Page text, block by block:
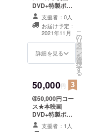
映画
「Michiko」
が、現在、
海外映画賞
多数受賞
また、イン
ドのラジャ
スターン州
では、
インドの友
DVD+特製ポス
トカード+特製ポ
スター支援者：0人
お届け予定：
2021年11月
詳細を見る
こ
の
リ
タ
ー
ン
を
選
択
す
る
50,000円
➃50,000円コー
ス★本映画
DVD+特製ポス
トカード+特製ポ
スター+主要俳優
支援者：1人